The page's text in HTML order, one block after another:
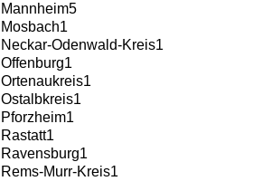
Mannheim5
Mosbach1
Neckar-Odenwald-Kreis1
Offenburg1
Ortenaukreis1
Ostalbkreis1
Pforzheim1
Rastatt1
Ravensburg1
Rems-Murr-Kreis1